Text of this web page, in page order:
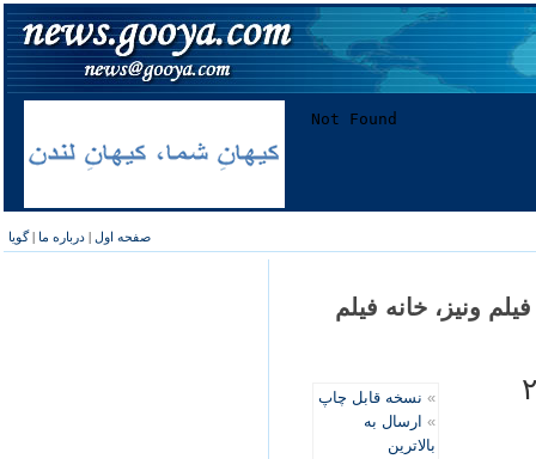
صفحه اول | درباره ما |گویا
ونيز، خانه فيلم
» نسخه قابل چاپ
» ارسال به
بالاترین
۲۰۰۹